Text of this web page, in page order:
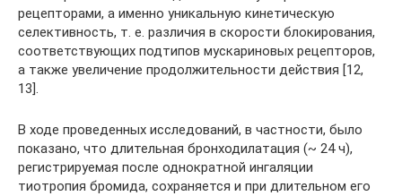
рецепторами, а именно уникальную кинетическую
селективность, т. е. различия в скорости блокирования,
соответствующих подтипов мускариновых рецепторов,
а также увеличение продолжительности действия [12,
13].
В ходе проведенных исследований, в частности, было
показано, что длительная бронходилатация (~ 24 ч),
регистрируемая после однократной ингаляции
тиотропия бромида, сохраняется и при длительном его